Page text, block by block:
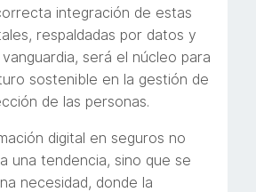
integración de estas
respaldadas por datos y
será el núcleo para
sostenible en la gestión de
de las personas.
digital en seguros no
una tendencia, sino que se
necesidad, donde la